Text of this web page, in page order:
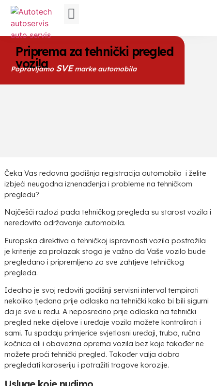
Priprema za tehnički pregled
vozila
Popravljamo SVEmarke automobila
Čeka Vas redovna godišnja registracija automobila i želite
izbjeći neugodna iznenađenja i probleme na tehničkom
pregledu?
Najčešći razlozi pada tehničkog pregleda su starost vozila i
neredovito održavanje automobila.
Europska direktiva o tehničkoj ispravnosti vozila postrožila
je kriterije za prolazak stoga je važno da Vaše vozilo bude
pregledano i pripremljeno za sve zahtjeve tehničkog
pregleda.
Idealno je svoj redoviti godišnji servisni interval tempirati
nekoliko tjedana prije odlaska na tehnički kako bi bili sigurni
da je sve u redu. A neposredno prije odlaska na tehnički
pregled neke dijelove i uređaje vozila možete kontrolirati i
sami. Tu spadaju primjerice svjetlosni uređaji, truba, ručna
kočnica ali i obavezna oprema vozila bez koje također ne
možete proći tehnički pregled. Također valja dobro
pregledati karoseriju i potražiti tragove korozije.